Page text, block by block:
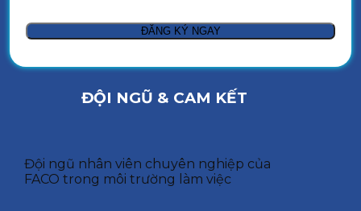
ĐỘI NGŨ & CAM KẾT
Đội ngũ nhân viên chuyên nghiệp của
FACO trong môi trường làm việc